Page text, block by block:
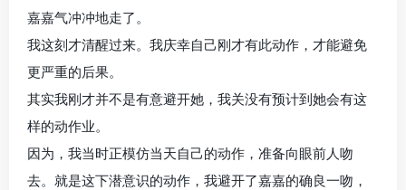
嘉嘉气冲冲地走了。
我这刻才清醒过来。我庆幸自己刚才有此动作，才能避免
更严重的后果。
其实我刚才并不是有意避开她，我关没有预计到她会有这
样的动作业。
因为，我当时正模仿当天自己的动作，准备向眼前人吻
去。就是这下潜意识的动作，我避开了嘉嘉的确良一吻，